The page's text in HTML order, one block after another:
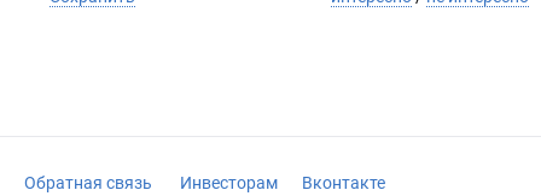
Обратная связь Инвесторам Вконтакте